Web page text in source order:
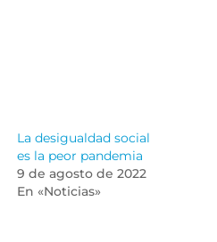
La desigualdad social
es la peor pandemia
9 de agosto de 2022
En «Noticias»